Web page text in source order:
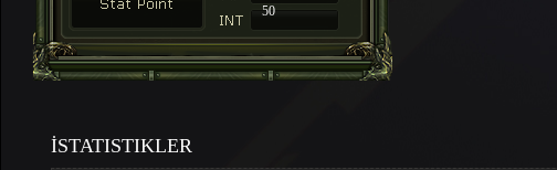
50
İSTATISTIKLER